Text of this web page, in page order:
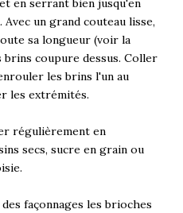
en serrant bien jusqu'en
un grand couteau lisse,
sa longueur (voir la
coupure dessus. Coller
les brins l'un au
les extrémités.
régulièrement en
secs, sucre en grain ou
façonnages les brioches